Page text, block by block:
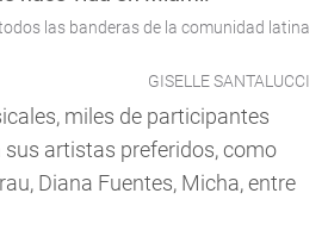
las banderas de la comunidad latina
GISELLE SANTALUCCI
miles de participantes
artistas preferidos, como
Diana Fuentes, Micha, entre